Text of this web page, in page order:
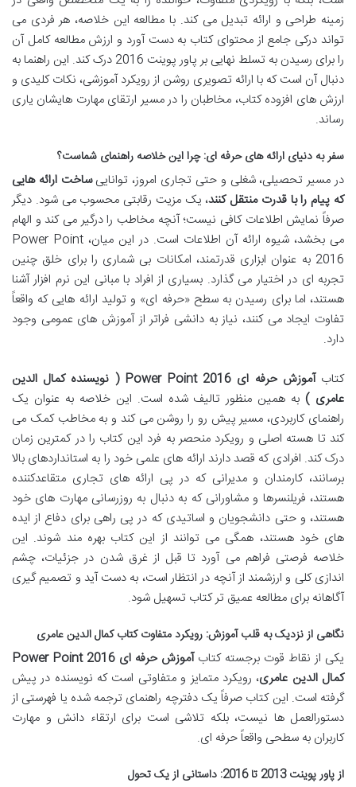
زمینه طراحی و ارائه تبدیل می کند. با مطالعه این خلاصه، هر فردی می
تواند درکی جامع از محتوای کتاب به دست آورد و ارزش مطالعه کامل آن
را برای رسیدن به تسلط نهایی بر پاور پوینت 2016 درک کند. این راهنما به
دنبال آن است که با ارائه تصویری روشن از رویکرد آموزشی، نکات کلیدی و
ارزش های افزوده کتاب، مخاطبان را در مسیر ارتقای مهارت هایشان یاری
رساند.
سفر به دنیای ارائه های حرفه ای: چرا این خلاصه راهنمای شماست؟
در مسیر تحصیلی، شغلی و حتی تجاری امروز، تواناییساخت ارائه هایی
که پیام را با قدرت منتقل کنند، یک مزیت رقابتی محسوب می شود. دیگر
صرفاً نمایش اطلاعات کافی نیست؛ آنچه مخاطب را درگیر می کند و الهام
می بخشد، شیوه ارائه آن اطلاعات است. در این میان، Power Point
2016 به عنوان ابزاری قدرتمند، امکانات بی شماری را برای خلق چنین
تجربه ای در اختیار می گذارد. بسیاری از افراد با مبانی این نرم افزار آشنا
هستند، اما برای رسیدن به سطح «حرفه ای» و تولید ارائه هایی که واقعاً
تفاوت ایجاد می کنند، نیاز به دانشی فراتر از آموزش های عمومی وجود
دارد.
کتاب
آموزش حرفه ای Power Point 2016 ( نویسنده کمال الدین
عامری )به همین منظور تالیف شده است. این خلاصه به عنوان یک
راهنمای کاربردی، مسیر پیش رو را روشن می کند و به مخاطب کمک می
کند تا هسته اصلی و رویکرد منحصر به فرد این کتاب را در کمترین زمان
درک کند. افرادی که قصد دارند ارائه های علمی خود را به استانداردهای بالا
برسانند، کارمندان و مدیرانی که در پی ارائه های تجاری متقاعدکننده
هستند، فریلنسرها و مشاورانی که به دنبال به روزرسانی مهارت های خود
هستند، و حتی دانشجویان و اساتیدی که در پی راهی برای دفاع از ایده
های خود هستند، همگی می توانند از این کتاب بهره مند شوند. این
خلاصه فرصتی فراهم می آورد تا قبل از غرق شدن در جزئیات، چشم
اندازی کلی و ارزشمند از آنچه در انتظار است، به دست آید و تصمیم گیری
آگاهانه برای مطالعه عمیق تر کتاب تسهیل شود.
نگاهی از نزدیک به قلب آموزش: رویکرد متفاوت کتاب کمال الدین عامری
یکی از نقاط قوت برجسته کتاب
آموزش حرفه ای Power Point 2016
کمال الدین عامری، رویکرد متمایز و متفاوتی است که نویسنده در پیش
گرفته است. این کتاب صرفاً یک دفترچه راهنمای ترجمه شده یا فهرستی از
دستورالعمل ها نیست، بلکه تلاشی است برای ارتقاء دانش و مهارت
کاربران به سطحی واقعاً حرفه ای.
از پاور پوینت 2013 تا 2016: داستانی از یک تحول